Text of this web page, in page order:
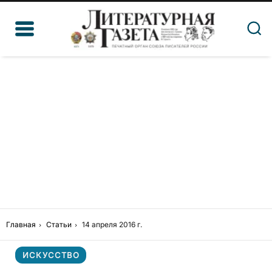
Главная Статьи 14 апреля 2016 г.
ИСКУССТВО